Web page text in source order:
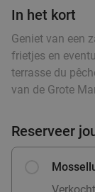
food
Vandaag
Restaurant
Zaventem
Verkocht:
amuse bij
In het kort
Geniet van een
frietjes en
terrasse du
van de Grote
Reserveer